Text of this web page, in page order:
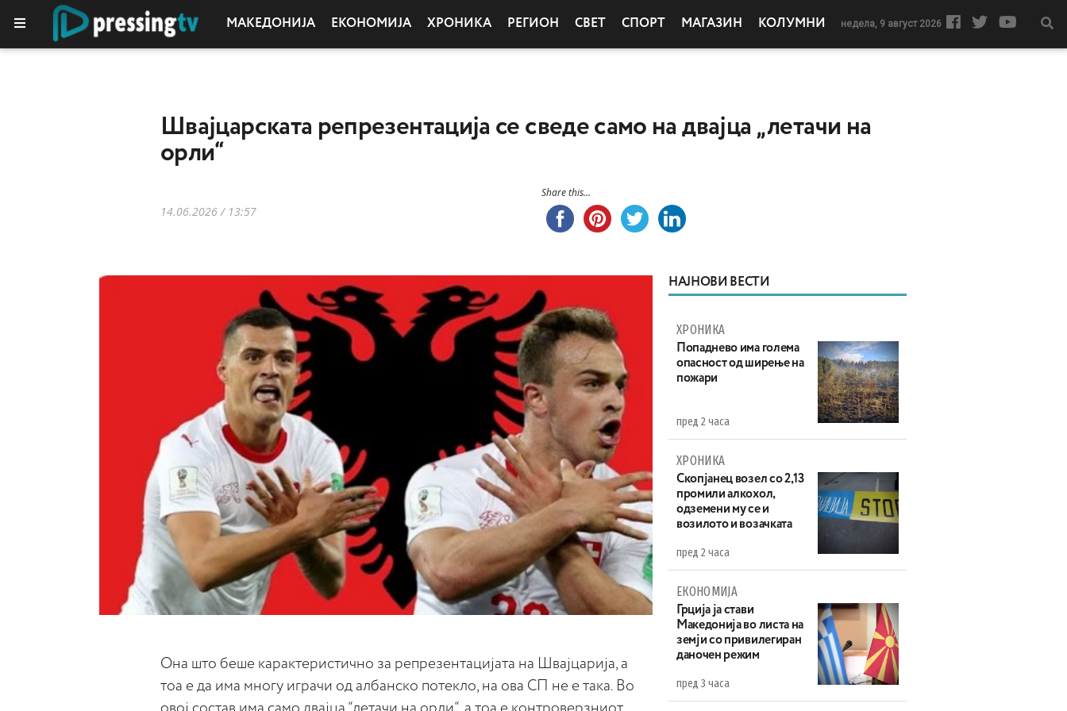
МАКЕДОНИЈА ЕКОНОМИЈА ХРОНИКА РЕГИОН СВЕТ СПОРТ МАГАЗИН КОЛУМНИ недела, 9 август 2026
Швајцарската репрезентација се сведе само на двајца „летачи на
орли“
14.06.2026 / 13:57
Share this...
Она што беше карактеристично за репрезентацијата на Швајцарија, а
тоа е да има многу играчи од албанско потекло, на ова СП не е така. Во
НАЈНОВИ ВЕСТИ
ХРОНИКА
Попаднево има голема
опасност од ширење на
пожари
пред 2 часа
ХРОНИКА
Скопјанец возел со 2,13
промили алкохол,
одземени му се и
возилото и возачката
пред 2 часа
ЕКОНОМИЈА
Грција ја стави
Македонија во листа на
земји со привилегиран
даночен режим
пред 3 часа